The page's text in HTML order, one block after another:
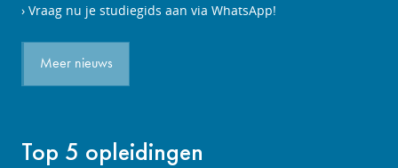
Vraag nu je studiegids aan via WhatsApp!
Meer nieuws
Top 5 opleidingen